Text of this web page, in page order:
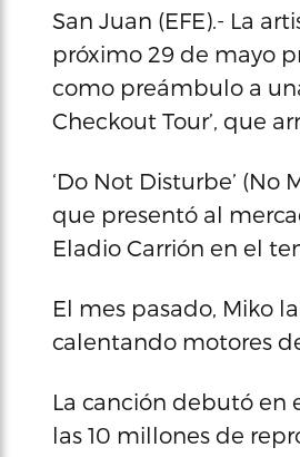
San Juan (EFE).- La
próximo 29 de mayo
como preámbulo a
Checkout Tour’, que
‘Do Not Disturbe’
que presentó al
Eladio Carrión en el
El mes pasado, Miko
calentando motores
La canción debutó en
las 10 millones de